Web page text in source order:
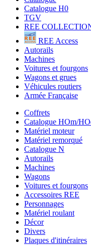
Catalogue H0
TGV
REE
REE Access
Autorails
Machines
Voitures et fourgons
Wagons et grues
Véhicules routiers
Armée Française
Coffrets
Catalogue HOm/
Matériel moteur
Matériel remorqué
Catalogue N
Autorails
Machines
Wagons
Voitures et fourgons
Accessoires REE
Personnages
Matériel roulant
Décor
Divers
Plaques d'itinéraires